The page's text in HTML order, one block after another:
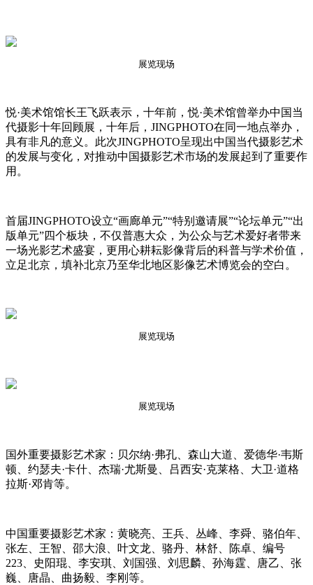
展览现场
悦·美术馆馆长王飞跃表示，十年前，悦·美术馆曾举办中国当
代摄影十年回顾展，十年后，JINGPHOTO在同一地点举办，
具有非凡的意义。此次JINGPHOTO呈现出中国当代摄影艺术
的发展与变化，对推动中国摄影艺术市场的发展起到了重要作
用。
首届JINGPHOTO设立“画廊单元”“特别邀请展”“论坛单元”“出
版单元”四个板块，不仅普惠大众，为公众与艺术爱好者带来
一场光影艺术盛宴，更用心耕耘影像背后的科普与学术价值，
立足北京，填补北京乃至华北地区影像艺术博览会的空白。
展览现场
展览现场
国外重要摄影艺术家：贝尔纳·弗孔、森山大道、爱德华·韦斯
顿、约瑟夫·卡什、杰瑞·尤斯曼、吕西安·克莱格、大卫·道格
拉斯·邓肯等。
中国重要摄影艺术家：黄晓亮、王兵、丛峰、李舜、骆伯年、
张左、王智、邵大浪、叶文龙、骆丹、林舒、陈卓、编号
223、史阳琨、李安琪、刘国强、刘思麟、孙海霆、唐乙、张
巍、唐晶、曲扬毅、李刚等。